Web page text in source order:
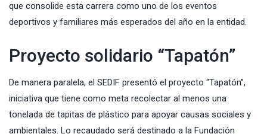
que consolide esta carrera como uno de los eventos
deportivos y familiares más esperados del año en la entidad.
Proyecto solidario “Tapatón”
De manera paralela, el SEDIF presentó el proyecto “Tapatón”,
iniciativa que tiene como meta recolectar al menos una
tonelada de tapitas de plástico para apoyar causas sociales y
ambientales. Lo recaudado será destinado a la Fundación